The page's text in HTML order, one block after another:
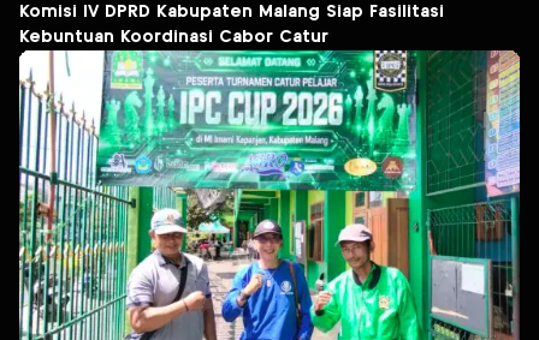
Komisi IV DPRD Kabupaten Malang Siap Fasilitasi
Kebuntuan Koordinasi Cabor Catur